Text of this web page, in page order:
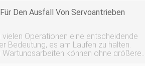
Den Ausfall Von Servoantrieben
Operationen eine entscheidende
Bedeutung, es am Laufen zu halten.
können ohne größere